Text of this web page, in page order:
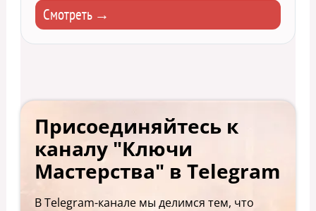
Смотреть →
Присоединяйтесь к
каналу "Ключи
Мастерства" в Telegram
В Telegram-канале мы делимся тем, что